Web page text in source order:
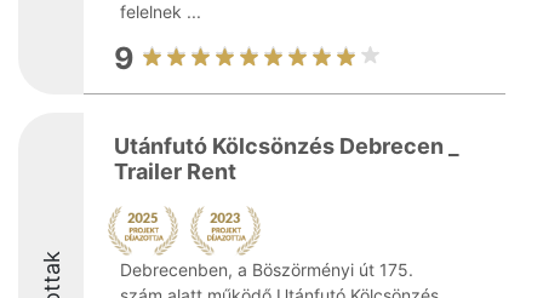
felelnek ...
9
Utánfutó Kölcsönzés Debrecen _
Trailer Rent
Debrecenben, a Böszörményi út 175.